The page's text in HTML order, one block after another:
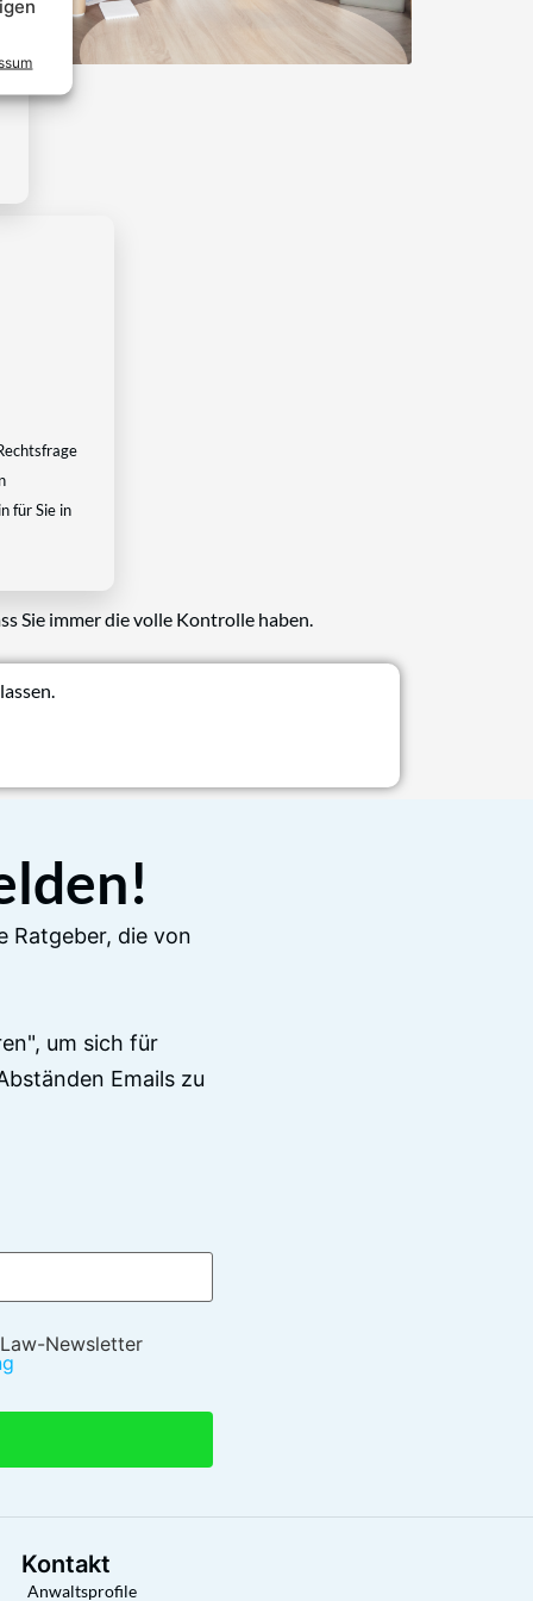
für Sie in
Sie immer die volle Kontrolle haben.
Ratgeber, die von
um sich für
Emails zu
Newsletter
Kontakt
Anwaltsprofile